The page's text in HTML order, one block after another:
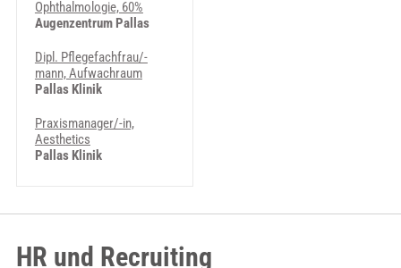
Ophthalmologie, 60%
Augenzentrum Pallas
Dipl. Pflegefachfrau/-
mann, Aufwachraum
Pallas Klinik
Praxismanager/-in,
Aesthetics
Pallas Klinik
HR und Recruiting